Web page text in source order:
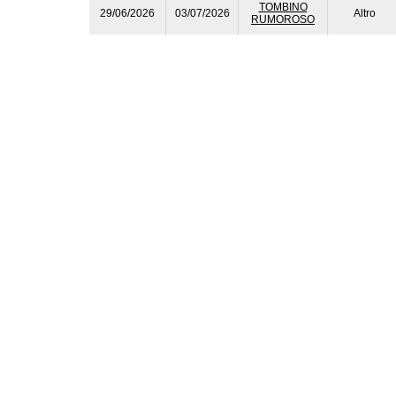
29/06/2026 03/07/2026
TOMBINO
RUMOROSO
Altro